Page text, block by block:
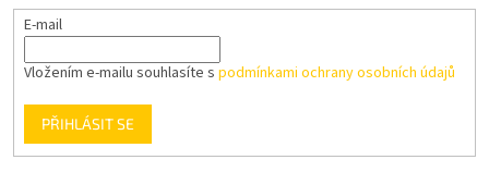
E-mail
Vložením e-mailu souhlasíte s podmínkami ochrany osobních údajů
PŘIHLÁSIT SE